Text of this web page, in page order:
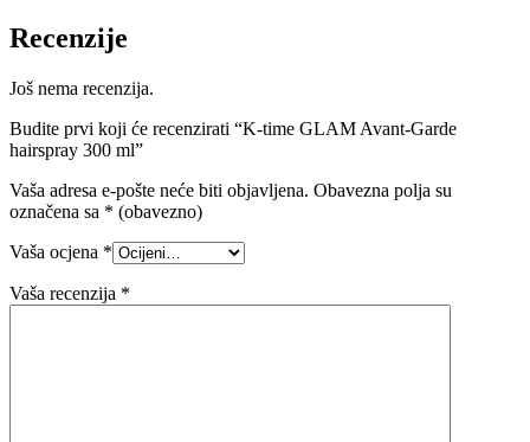
Recenzije
Još nema recenzija.
Budite prvi koji će recenzirati “K-time GLAM Avant-Garde
hairspray 300 ml”
Vaša adresa e-pošte neće biti objavljena. Obavezna polja su
označena sa * (obavezno)
Vaša ocjena *
Vaša recenzija *